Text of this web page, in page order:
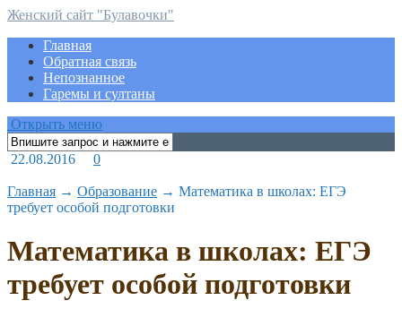
Женский сайт "Булавочки"
Главная
Обратная связь
Непознанное
Гаремы и султаны
Открыть меню
22.08.2016 0
Главная → Образование → Математика в школах: ЕГЭ
требует особой подготовки
Математика в школах: ЕГЭ
требует особой подготовки